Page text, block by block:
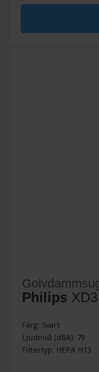
Philips
Färg: Svart
Ljudnivå (dBA): 79
Filtertyp: HEPA H13